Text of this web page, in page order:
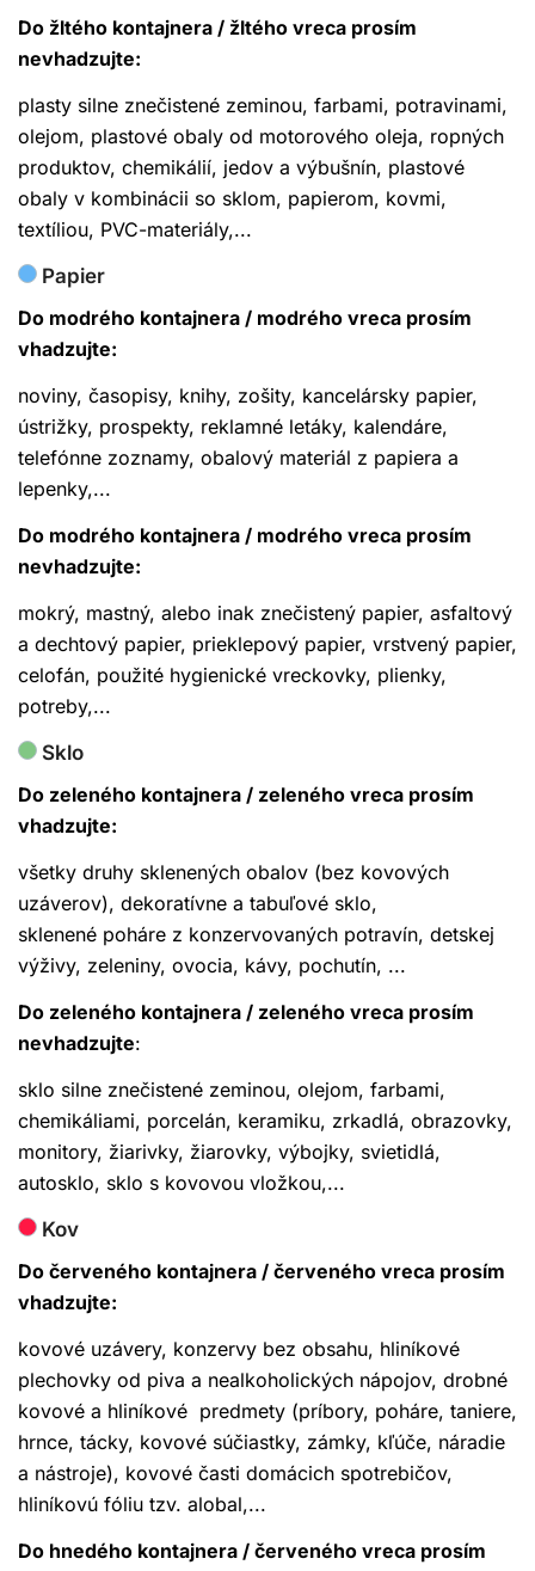
Do žltého kontajnera / žltého vreca prosím
nevhadzujte:
plasty silne znečistené zeminou, farbami, potravinami,
olejom, plastové obaly od motorového oleja, ropných
produktov, chemikálií, jedov a výbušnín, plastové
obaly v kombinácii so sklom, papierom, kovmi,
textíliou, PVC-materiály,...
Papier
Do modrého kontajnera / modrého vreca prosím
vhadzujte:
noviny, časopisy, knihy, zošity, kancelársky papier,
ústrižky, prospekty, reklamné letáky, kalendáre,
telefónne zoznamy, obalový materiál z papiera a
lepenky,...
Do modrého kontajnera / modrého vreca prosím
nevhadzujte:
mokrý, mastný, alebo inak znečistený papier, asfaltový
a dechtový papier, prieklepový papier, vrstvený papier,
celofán, použité hygienické vreckovky, plienky,
potreby,...
Sklo
Do zeleného kontajnera / zeleného vreca prosím
vhadzujte:
všetky druhy sklenených obalov (bez kovových
uzáverov), dekoratívne a tabuľové sklo,
sklenené poháre z konzervovaných potravín, detskej
výživy, zeleniny, ovocia, kávy, pochutín, ...
Do zeleného kontajnera / zeleného vreca prosím
nevhadzujte:
sklo silne znečistené zeminou, olejom, farbami,
chemikáliami, porcelán, keramiku, zrkadlá, obrazovky,
monitory, žiarivky, žiarovky, výbojky, svietidlá,
autosklo, sklo s kovovou vložkou,...
Kov
Do červeného kontajnera / červeného vreca prosím
vhadzujte:
kovové uzávery, konzervy bez obsahu, hliníkové
plechovky od piva a nealkoholických nápojov, drobné
kovové a hliníkové predmety (príbory, poháre, taniere,
hrnce, tácky, kovové súčiastky, zámky, kľúče, náradie
a nástroje), kovové časti domácich spotrebičov,
hliníkovú fóliu tzv. alobal,...
Do hnedého kontajnera / červeného vreca prosím